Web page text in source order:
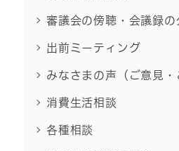
審議会の傍聴・会議録の
出前ミーティング
みなさまの声（ご意見・
消費生活相談
各種相談